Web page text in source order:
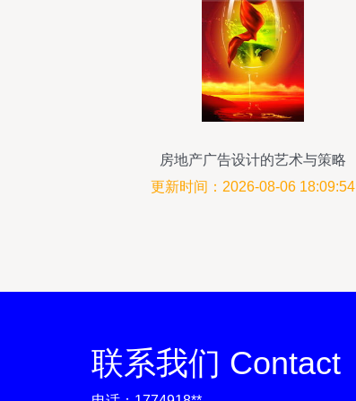
房地产广告设计的艺术与策略
更新时间：2026-08-06 18:09:54
联系我们 Contact